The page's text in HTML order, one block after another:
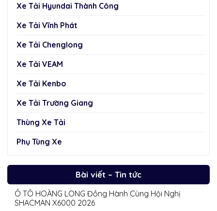
Xe Tải Hyundai Thành Công
Xe Tải Vĩnh Phát
Xe Tải Chenglong
Xe Tải VEAM
Xe Tải Kenbo
Xe Tải Trường Giang
Thùng Xe Tải
Phụ Tùng Xe
Bài viết – Tin tức
Ô TÔ HOÀNG LONG Đồng Hành Cùng Hội Nghị
SHACMAN X6000 2026